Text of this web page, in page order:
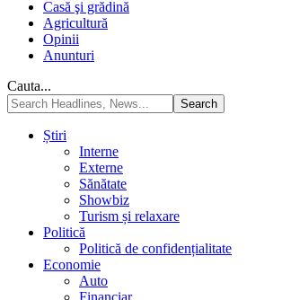
Casă şi grădină
Agricultură
Opinii
Anunturi
Cauta...
Știri
Interne
Externe
Sănătate
Showbiz
Turism și relaxare
Politică
Politică de confidențialitate
Economie
Auto
Financiar